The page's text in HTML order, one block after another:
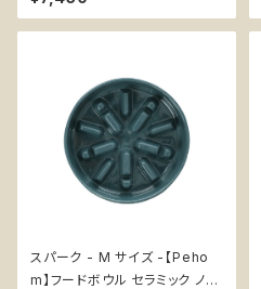
育 スローフィーダー 早食い防
スパーク - M サイズ -【Peho
m】フードボウル セラミック ノン